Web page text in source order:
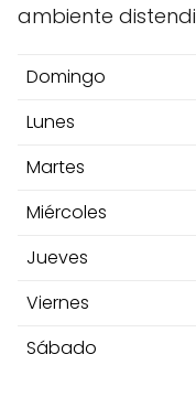
ambiente
Domingo
Lunes
Martes
Miércoles
Jueves
Viernes
Sábado